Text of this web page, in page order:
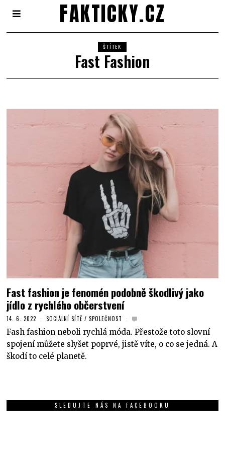
FAKTICKY.CZ
ŠTÍTEK
Fast Fashion
Fast fashion je fenomén podobně škodlivý jako
jídlo z rychlého občerstvení
14. 6. 2022 SOCIÁLNÍ SÍTĚ / SPOLEČNOST
Fash fashion neboli rychlá móda. Přestože toto slovní
spojení můžete slyšet poprvé, jistě víte, o co se jedná. A
škodí to celé planetě.
SLEDUJTE NÁS NA FACEBOOKU